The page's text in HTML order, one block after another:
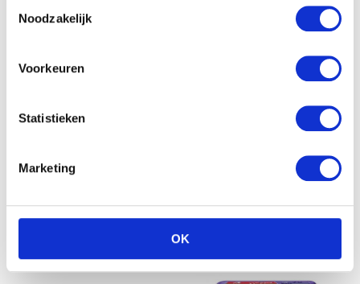
Noodzakelijk
Voorkeuren
Statistieken
Marketing
OK
Bella Happy Maxi Gr. 4
€12.90
Pampers Active Fit – Maat
4+ Maandbox 140 st.
€54.99